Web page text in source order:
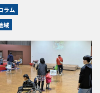
ラム
域